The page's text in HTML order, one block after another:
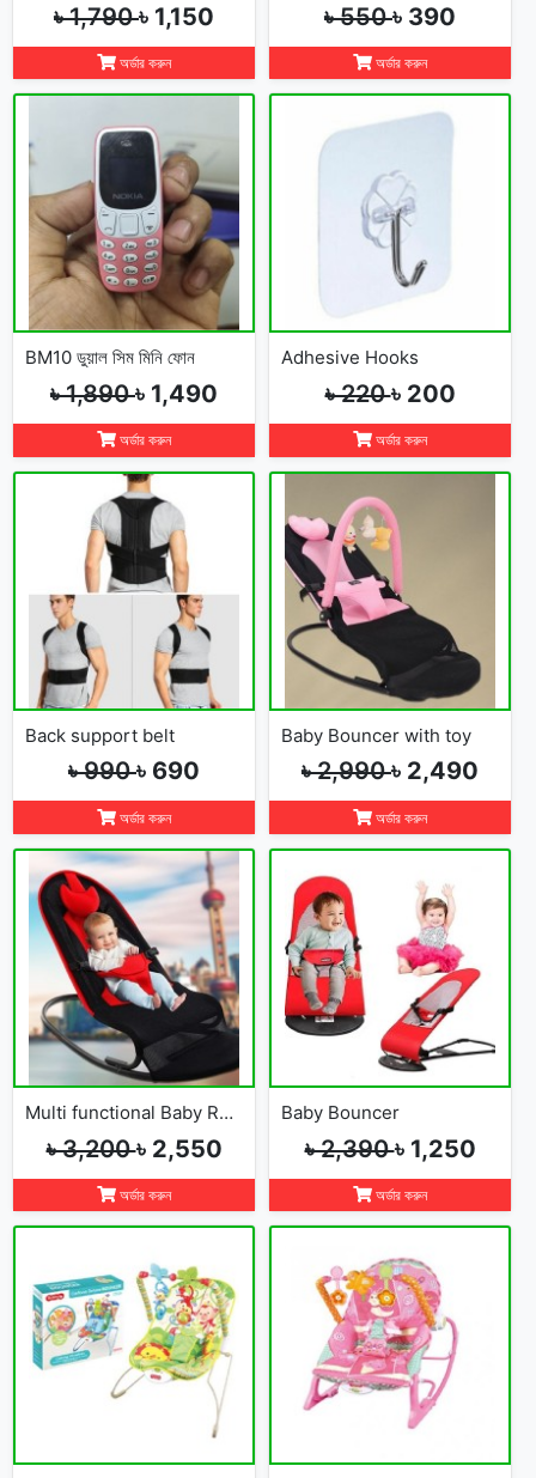
৳ 1,790৳ 1,150
অর্ডার করুন
৳ 550৳ 390
অর্ডার করুন
BM10 ডুয়াল সিম মিনি ফোন
৳ 1,890৳ 1,490
অর্ডার করুন
Adhesive Hooks
৳ 220৳ 200
অর্ডার করুন
Back support belt
৳ 990৳ 690
অর্ডার করুন
Baby Bouncer with toy
৳ 2,990৳ 2,490
অর্ডার করুন
Multi functional Baby Rocking Chair with Adjustable Angle and Safety Belt
৳ 3,200৳ 2,550
অর্ডার করুন
Baby Bouncer
৳ 2,390৳ 1,250
অর্ডার করুন